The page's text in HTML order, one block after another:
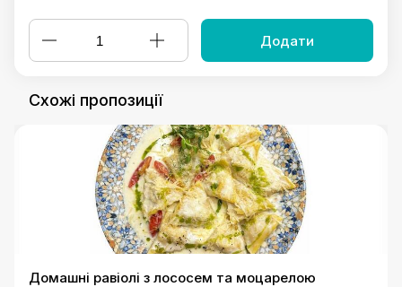
Додати
Схожі пропозиції
Домашні равіолі з лососем та моцарелою